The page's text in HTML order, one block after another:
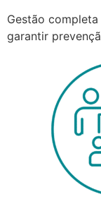
Gestão
garantir